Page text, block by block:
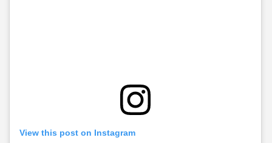
View this post on Instagram